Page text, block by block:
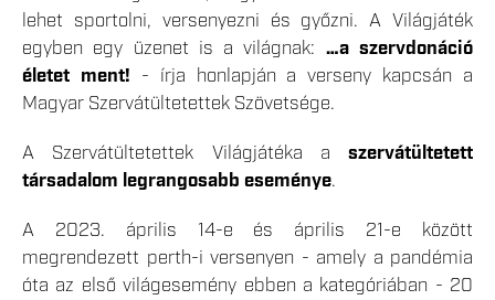
lehet sportolni, versenyezni és győzni. A Világjáték
egyben egy üzenet is a világnak: …a szervdonáció
életet ment! - írja honlapján a verseny kapcsán a
Magyar Szervátültetettek Szövetsége.
A Szervátültetettek Világjátéka a szervátültetett
társadalom legrangosabb eseménye.
A 2023. április 14-e és április 21-e között
megrendezett perth-i versenyen - amely a pandémia
óta az első világesemény ebben a kategóriában - 20